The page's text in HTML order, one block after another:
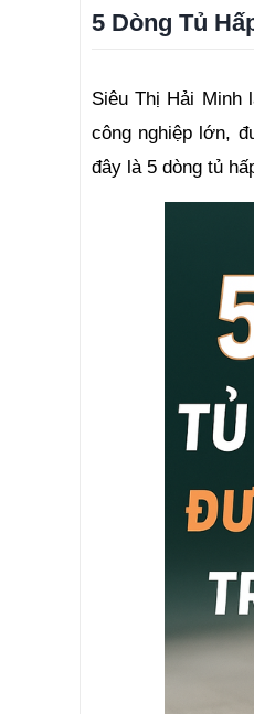
5 Dòng Tủ
Siêu Thị Hải Minh
công nghiệp lớn,
đây là 5 dòng tủ